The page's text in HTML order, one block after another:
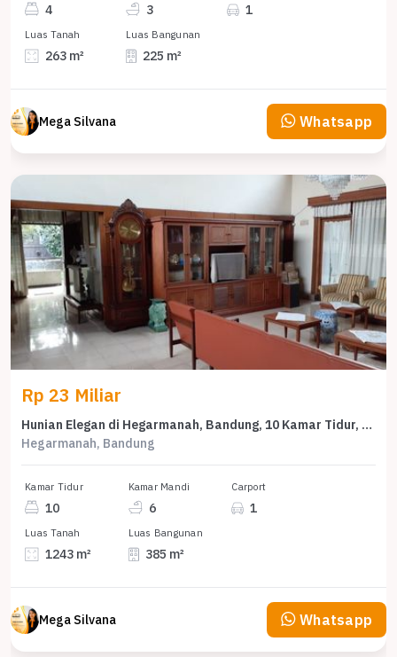
4 3 1
Luas Tanah
263 m²
Luas Bangunan
225 m²
Mega Silvana Whatsapp
Rp 23 Miliar
Hunian Elegan di Hegarmanah, Bandung, 10 Kamar Tidur, LT 1243m²
Hegarmanah, Bandung
Kamar Tidur
10
Kamar Mandi
6
Carport
1
Luas Tanah
1243 m²
Luas Bangunan
385 m²
Mega Silvana Whatsapp